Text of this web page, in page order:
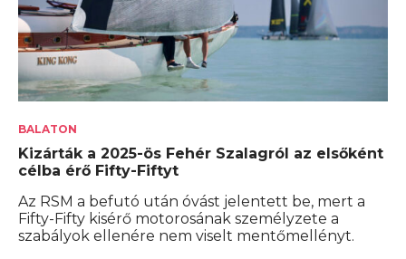
BALATON
Kizárták a 2025-ös Fehér Szalagról az elsőként
célba érő Fifty-Fiftyt
Az RSM a befutó után óvást jelentett be, mert a
Fifty-Fifty kisérő motorosának személyzete a
szabályok ellenére nem viselt mentőmellényt.